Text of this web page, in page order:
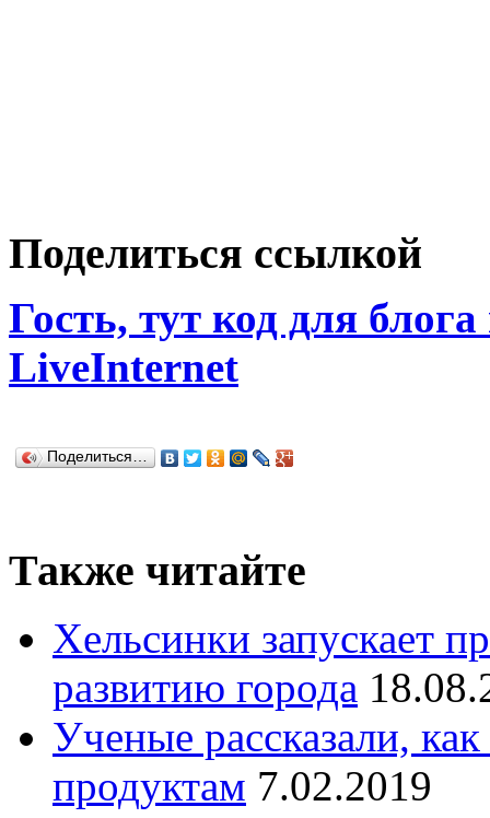
Поделиться ссылкой
Гость, тут код для
LiveInternet
Поделиться…
Также читайте
Хельсинки запускает
развитию города
Ученые рассказали,
продуктам 7.02.2019